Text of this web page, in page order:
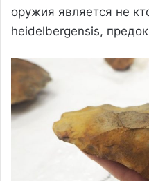
оружия является не
heidelbergensis,